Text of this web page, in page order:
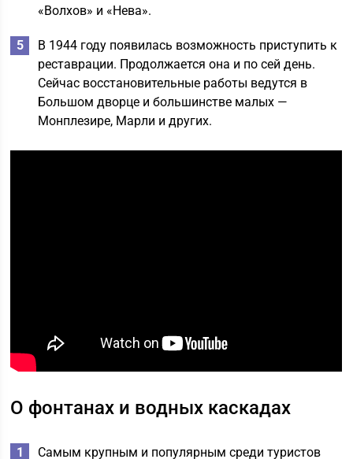
«Волхов» и «Нева».
В 1944 году появилась возможность приступить к
реставрации. Продолжается она и по сей день.
Сейчас восстановительные работы ведутся в
Большом дворце и большинстве малых —
Монплезире, Марли и других.
О фонтанах и водных каскадах
Самым крупным и популярным среди туристов